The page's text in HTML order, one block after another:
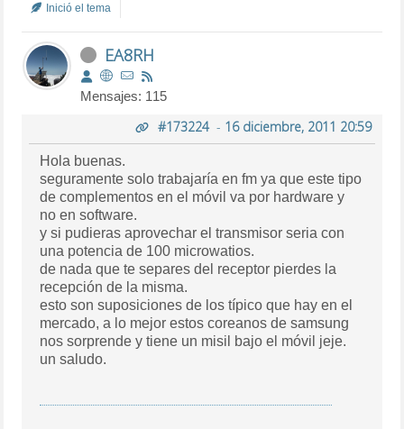
Inició el tema
EA8RH
Mensajes: 115
#173224- 16 diciembre, 2011 20:59
Hola buenas.
seguramente solo trabajaría en fm ya que este tipo
de complementos en el móvil va por hardware y
no en software.
y si pudieras aprovechar el transmisor seria con
una potencia de 100 microwatios.
de nada que te separes del receptor pierdes la
recepción de la misma.
esto son suposiciones de los típico que hay en el
mercado, a lo mejor estos coreanos de samsung
nos sorprende y tiene un misil bajo el móvil jeje.
un saludo.